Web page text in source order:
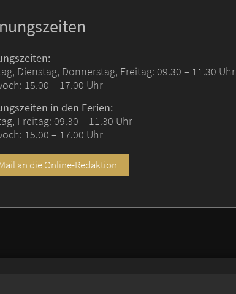
Dienstag, Donnerstag, Freitag: 09.30 – 11.30 Uhr
15.00 – 17.00 Uhr
in den Ferien:
Freitag: 09.30 – 11.30 Uhr
15.00 – 17.00 Uhr
an die Online-Redaktion